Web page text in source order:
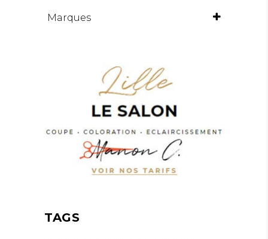
CHEVEUX ABIMÉS
CHEVEUX MÉCHÉS ET BLONDS
LISSAGE / ANTI-FRISOTTIS
Marques
TAGS